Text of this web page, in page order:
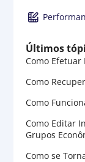
Últimos
Como Efetuar
Como
Como
Como Editar
Grupos
Como se